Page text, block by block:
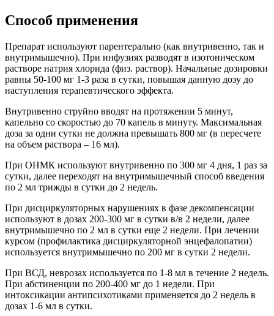
Способ применения
Препарат используют парентерально (как внутривенно, так и
внутримышечно). При инфузиях разводят в изотоническом
растворе натрия хлорида (физ. раствор). Начальные дозировки
равны 50-100 мг 1-3 раза в сутки, повышая данную дозу до
наступления терапевтического эффекта.
Внутривенно струйно вводят на протяжении 5 минут,
капельно со скоростью до 70 капель в минуту. Максимальная
доза за одни сутки не должна превышать 800 мг (в пересчете
на объем раствора – 16 мл).
При ОНМК используют внутривенно по 300 мг 4 дня, 1 раз за
сутки, далее переходят на внутримышечный способ введения
по 2 мл трижды в сутки до 2 недель.
При дисциркуляторных нарушениях в фазе декомпенсации
используют в дозах 200-300 мг в сутки в/в 2 недели, далее
внутримышечно по 2 мл в сутки еще 2 недели. При лечении
курсом (профилактика дисциркуляторной энцефалопатии)
используется внутримышечно по 200 мг в сутки 2 недели.
При ВСД, неврозах используется по 1-8 мл в течение 2 недель.
При абстиненции по 200-400 мг до 1 недели. При
интоксикации антипсихотиками применяется до 2 недель в
дозах 1-6 мл в сутки.